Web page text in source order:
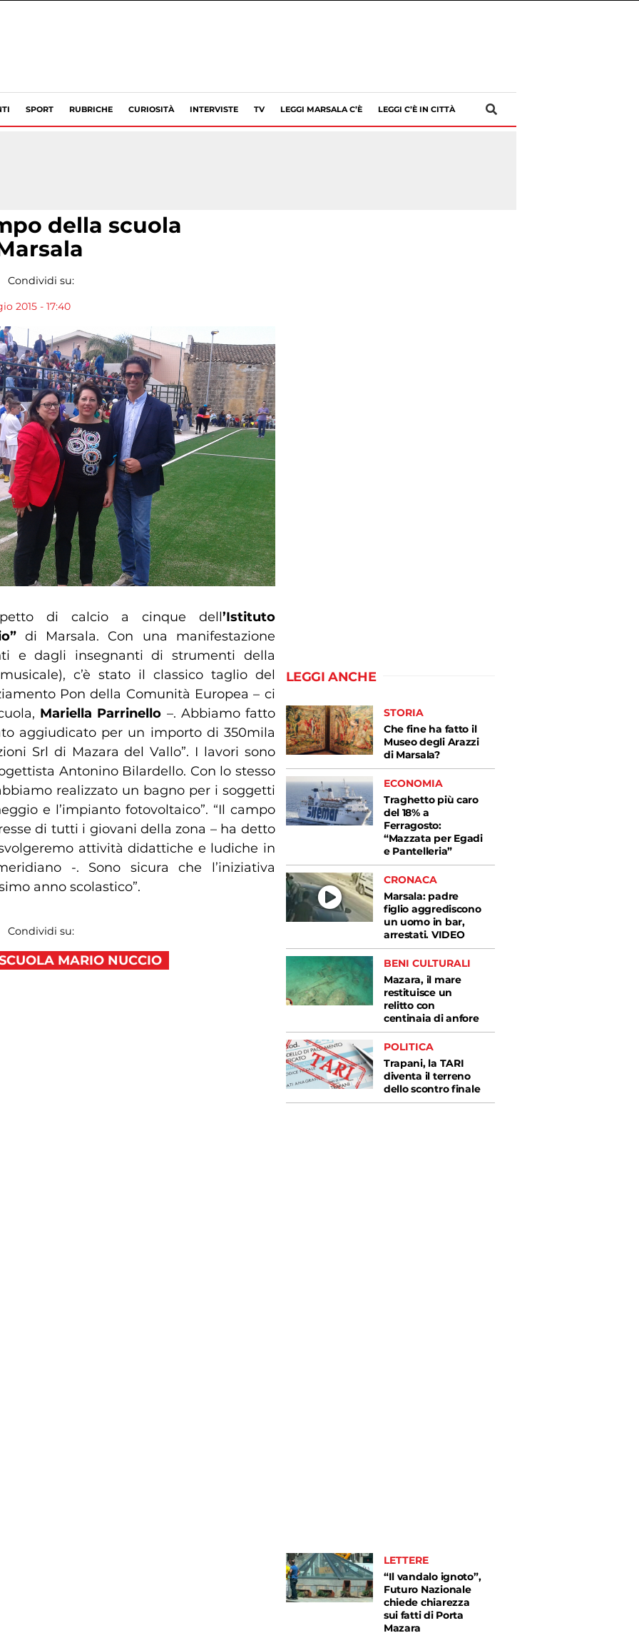
SPORT RUBRICHE CURIOSITÀ INTERVISTE TV LEGGI MARSALA C’È LEGGI C’È IN CITTÀ
della scuola
Condividi su:
2015 - 17:40
di calcio a cinque dell’Istituto
di Marsala. Con una manifestazione
e dagli insegnanti di strumenti della
c’è stato il classico taglio del
Pon della Comunità Europea – ci
Mariella Parrinello –. Abbiamo fatto
aggiudicato per un importo di 350mila
Srl di Mazara del Vallo”. I lavori sono
Antonino Bilardello. Con lo stesso
realizzato un bagno per i soggetti
e l’impianto fotovoltaico”. “Il campo
di tutti i giovani della zona – ha detto
attività didattiche e ludiche in
-. Sono sicura che l’iniziativa
anno scolastico”.
Condividi su:
MARIO NUCCIO
LEGGI ANCHE
STORIA
Che fine ha fatto il
Museo degli Arazzi
di Marsala?
ECONOMIA
Traghetto più caro
del 18% a
Ferragosto:
“Mazzata per Egadi
e Pantelleria”
CRONACA
Marsala: padre
figlio aggrediscono
un uomo in bar,
arrestati. VIDEO
BENI CULTURALI
Mazara, il mare
restituisce un
relitto con
centinaia di anfore
POLITICA
Trapani, la TARI
diventa il terreno
dello scontro finale
LETTERE
“Il vandalo ignoto”,
Futuro Nazionale
chiede chiarezza
sui fatti di Porta
Mazara